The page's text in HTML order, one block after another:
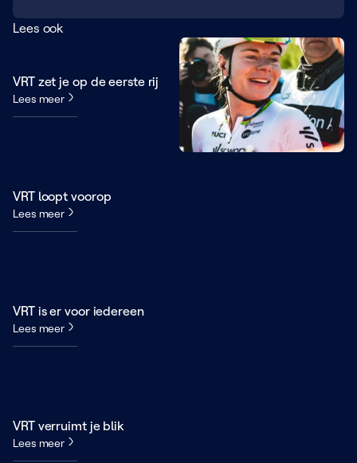
Lees ook
VRT zet je op de eerste rij
Lees meer
VRT loopt voorop
Lees meer
VRT is er voor iedereen
Lees meer
VRT verruimt je blik
Lees meer